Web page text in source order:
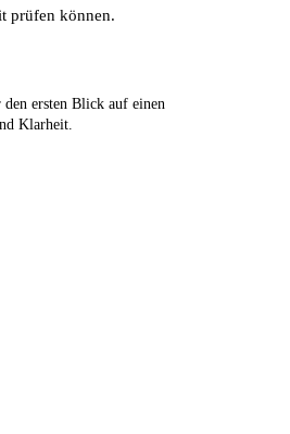
prüfen können.
ersten Blick auf einen
Klarheit.